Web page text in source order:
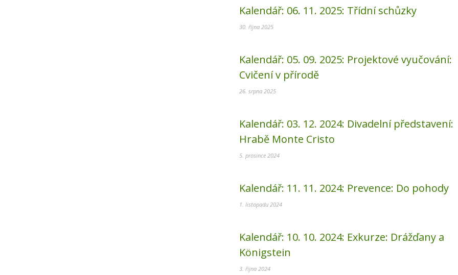
Kalendář: 06. 11. 2025: Třídní schůzky
30. října 2025
Kalendář: 05. 09. 2025: Projektové vyučování:
Cvičení v přírodě
26. srpna 2025
Kalendář: 03. 12. 2024: Divadelní představení:
Hrabě Monte Cristo
5. prosince 2024
Kalendář: 11. 11. 2024: Prevence: Do pohody
1. listopadu 2024
Kalendář: 10. 10. 2024: Exkurze: Drážďany a
Königstein
3. října 2024